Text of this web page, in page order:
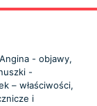
Angina - objawy,
-
– właściwości,
i